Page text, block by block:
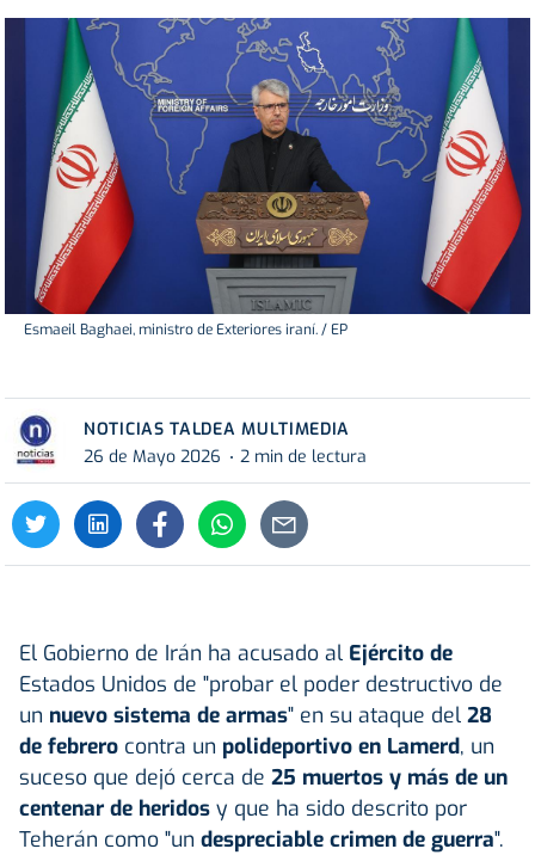
Esmaeil Baghaei, ministro de Exteriores iraní. / EP
NOTICIAS TALDEA MULTIMEDIA
26 de Mayo 2026
2 min de lectura
El Gobierno de Irán ha acusado al Ejército de
Estados Unidos de "probar el poder destructivo de
un nuevo sistema de armas" en su ataque del 28
de febrero contra un polideportivo en Lamerd, un
suceso que dejó cerca de 25 muertos y más de un
centenar de heridos y que ha sido descrito por
Teherán como "un despreciable crimen de guerra".